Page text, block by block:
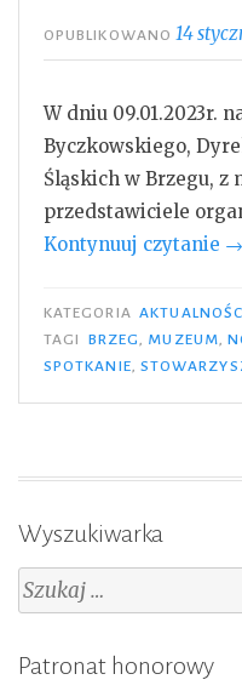
OPUBLIKOWANO 14
W dniu 09.01.2023r.
Byczkowskiego,
Śląskich w Brzegu,
przedstawiciele
Kontynuuj czytanie
w
→
KATEGORIA
TAGI
BRZEG, MUZEUM,
SPOTKANIE,
Wyszukiwarka
Szukaj:
Patronat honorowy